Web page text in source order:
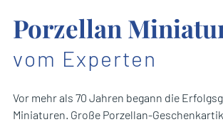
Porzellan
vom Experten
Vor mehr als 70 Jahren begann die
Miniaturen. Große Porzellan-